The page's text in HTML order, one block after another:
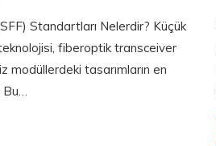
Standartları Nelerdir? Küçük
fiberoptik transceiver
modüllerdeki tasarımların en
Bu…